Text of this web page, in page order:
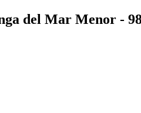
del Mar Menor -